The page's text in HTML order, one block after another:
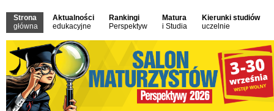
Strona
główna
Aktualności
edukacyjne
Rankingi
Perspektyw
Matura
i Studia
Kierunki studiów
uczelnie